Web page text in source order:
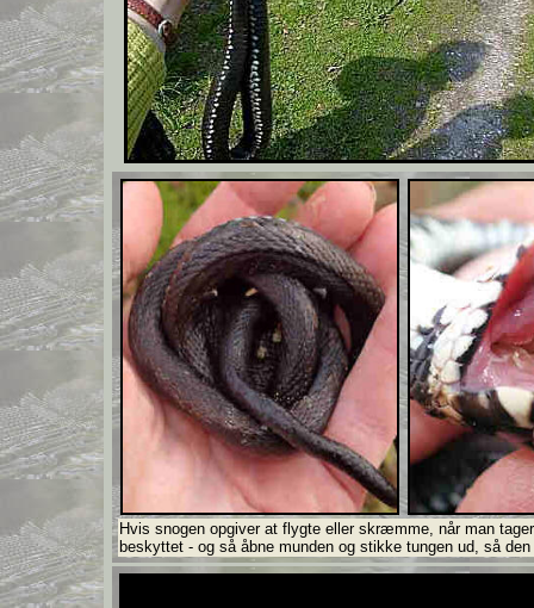
Hvis snogen opgiver at flygte eller skræmme, når man
beskyttet - og så åbne munden og stikke tungen ud, så